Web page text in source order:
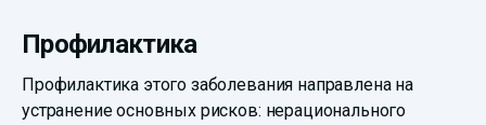
Профилактика
Профилактика этого заболевания направлена на
устранение основных рисков: нерационального